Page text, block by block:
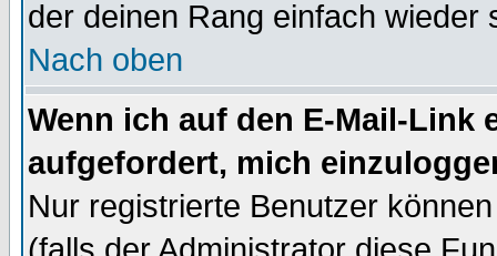
der deinen Rang einfach wieder
Nach oben
Wenn ich auf den E-Mail-Link
aufgefordert, mich
Nur registrierte Benutzer